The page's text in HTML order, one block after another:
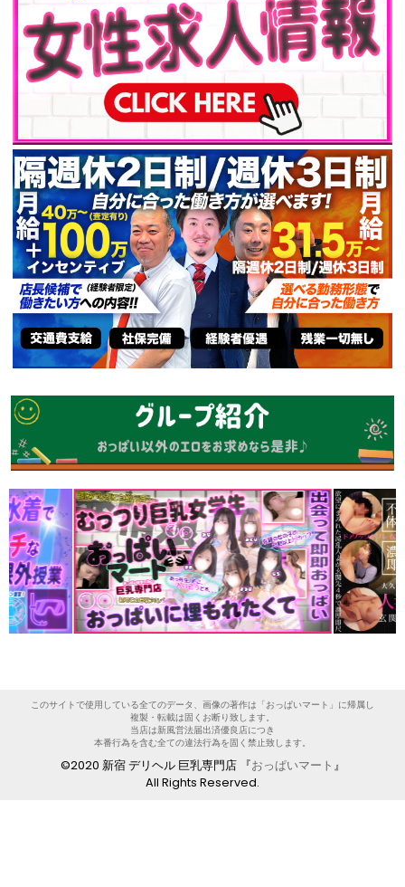
このサイトで使用している全てのデータ、画像の著作は「おっぱいマート」に帰属し
複製・転載は固くお断り致します。
当店は新風営法届出済優良店につき
本番行為を含む全ての違法行為を固く禁止致します。
©2020 新宿 デリヘル 巨乳専門店 『おっぱいマート 』
All Rights Reserved.